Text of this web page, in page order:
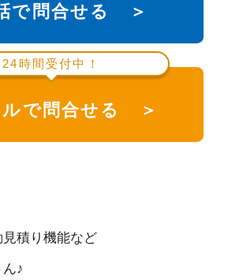
で問合せる ＞
24時間受付中！
ルで問合せる ＞
積り機能など
♪